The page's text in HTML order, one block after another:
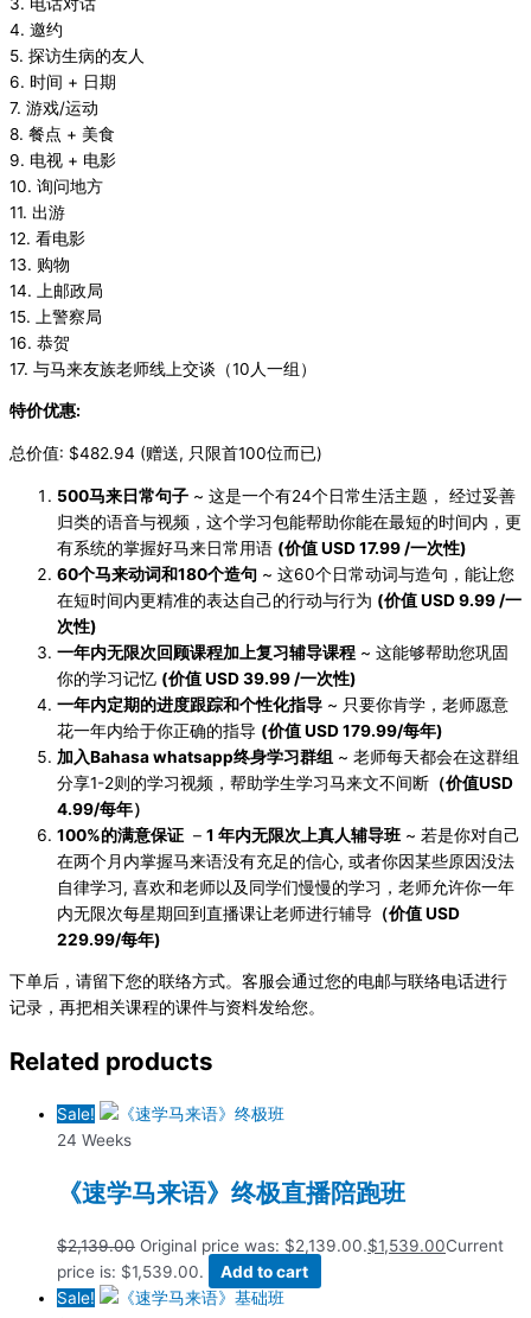
4. 邀约
5. 探访生病的友人
6. 时间 + 日期
7. 游戏/运动
8. 餐点 + 美食
9. 电视 + 电影
10. 询问地方
11. 出游
12. 看电影
13. 购物
14. 上邮政局
15. 上警察局
16. 恭贺
17. 与马来友族老师线上交谈（10人一组）
特价优惠:
总价值: $482.94 (赠送, 只限首100位而已)
500马来日常句子 ~ 这是一个有24个日常生活主题， 经过妥善
归类的语音与视频，这个学习包能帮助你能在最短的时间内，更
有系统的掌握好马来日常用语 (价值 USD 17.99 /一次性)
60个马来动词和180个造句 ~ 这60个日常动词与造句，能让您
在短时间内更精准的表达自己的行动与行为 (价值 USD 9.99 /一
次性)
一年内无限次回顾课程加上复习辅导课程 ~ 这能够帮助您巩固
你的学习记忆 (价值 USD 39.99 /一次性)
一年内定期的进度跟踪和个性化指导 ~ 只要你肯学，老师愿意
花一年内给于你正确的指导 (价值 USD 179.99/每年)
加入Bahasa whatsapp终身学习群组 ~ 老师每天都会在这群组
分享1-2则的学习视频，帮助学生学习马来文不间断 （价值USD
4.99/每年）
100%的满意保证 – 1 年内无限次上真人辅导班 ~ 若是你对自己
在两个月内掌握马来语没有充足的信心, 或者你因某些原因没法
自律学习, 喜欢和老师以及同学们慢慢的学习，老师允许你一年
内无限次每星期回到直播课让老师进行辅导 （价值 USD
229.99/每年)
下单后，请留下您的联络方式。客服会通过您的电邮与联络电话进行
记录，再把相关课程的课件与资料发给您。
Related products
Sale!
24 Weeks
《速学马来语》终极直播陪跑班
$2,139.00 Original price was: $2,139.00.$1,539.00Current
price is: $1,539.00.
Add to cart
Sale!